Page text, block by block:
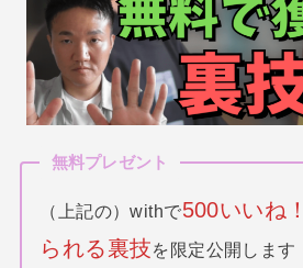
無料プレゼント
（上記の）withで500いいね
られる裏技を限定公開します